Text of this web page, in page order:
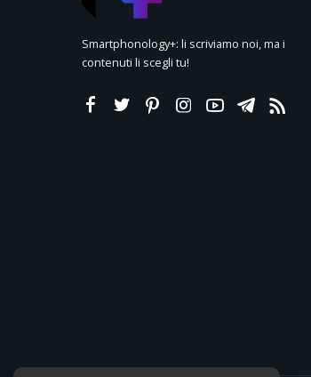
Smartphonology+: li scriviamo noi, ma i
contenuti li scegli tu!